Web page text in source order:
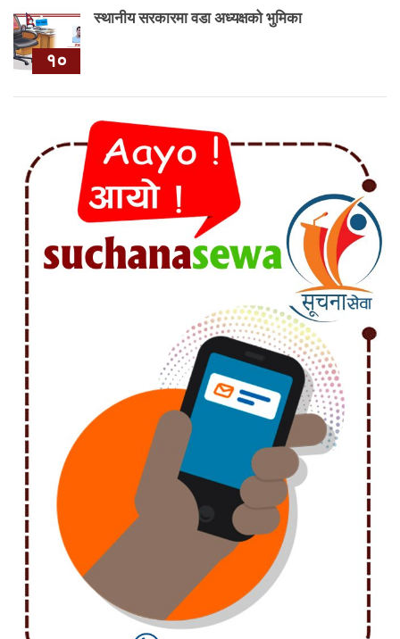
१०
स्थानीय सरकारमा वडा अध्यक्षको भुमिका